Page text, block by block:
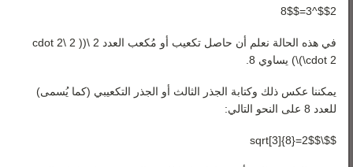
$$2^3=8$$
في هذه الحالة نعلم أن حاصل تكعيب أو مُكعب العدد 2 \(( 2 \cdot 2
\cdot 2)\) يساوي 8.
يمكننا عكس ذلك وكتابة الجذر الثالث أو الجذر التكعيبي (كما يُسمى)
للعدد 8 على النحو التالي:
$$\sqrt[3]{8}=2$$